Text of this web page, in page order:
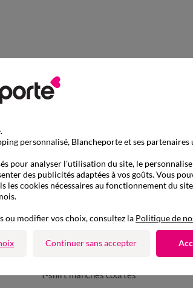
idées de T-shirt manches courtes
T-shirt manches courtes
personnalisé, Blancheporte et ses partenaires
pour analyser l'utilisation du site, le
des publicités adaptées à vos goûts. Vous
les cookies nécessaires au fonctionnement du
ou modifier vos choix, consultez la Politique de
Continuer sans accepter